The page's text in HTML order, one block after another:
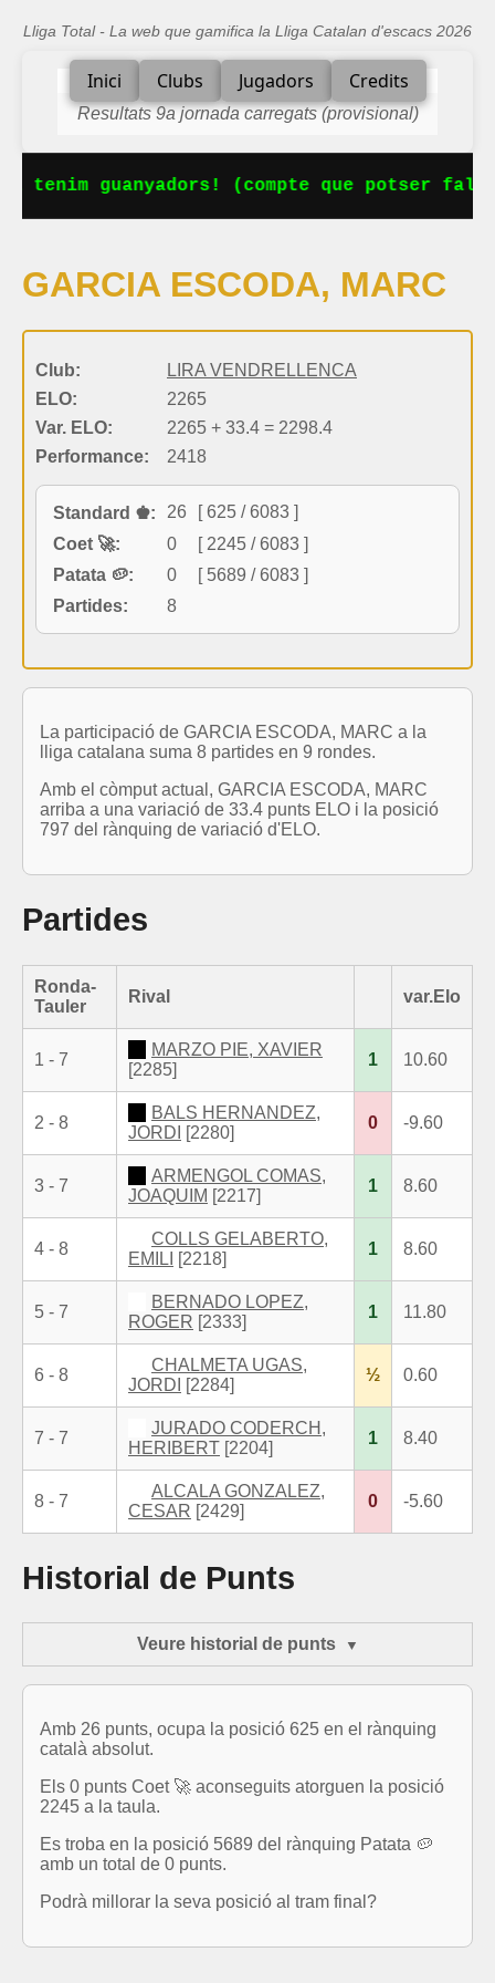
Lliga Total - La web que gamifica la Lliga Catalan d'escacs 2026
Inici Clubs Jugadors Credits
Resultats 9a jornada carregats (provisional)
tenim guanyadors! (compte que potser
GARCIA ESCODA, MARC
Club:
LIRA VENDRELLENCA
ELO:
2265
Var. ELO:
2265 + 33.4 = 2298.4
Performance:
2418
Standard ♚: 26
[ 625 / 6083 ]
Coet 🚀:
0
[ 2245 / 6083 ]
Patata 🥔:
0
[ 5689 / 6083 ]
Partides:
8
La participació de GARCIA ESCODA, MARC a la
lliga catalana suma 8 partides en 9 rondes.
Amb el còmput actual, GARCIA ESCODA, MARC
arriba a una variació de 33.4 punts ELO i la posició
797 del rànquing de variació d'ELO.
Partides
Ronda-
Tauler
Rival var.Elo
1 - 7
MARZO PIE, XAVIER
[2285]
1 10.60
2 - 8
BALS HERNANDEZ,
JORDI
[2280]
0 -9.60
3 - 7
ARMENGOL COMAS,
JOAQUIM [2217]
1 8.60
4 - 8
COLLS GELABERTO,
EMILI
[2218]
1 8.60
5 - 7
BERNADO LOPEZ,
ROGER [2333]
1 11.80
6 - 8
CHALMETA UGAS,
JORDI
[2284]
½ 0.60
7 - 7
JURADO CODERCH,
HERIBERT [2204]
1 8.40
8 - 7
ALCALA GONZALEZ,
CESAR [2429]
0 -5.60
Historial de Punts
Veure historial de punts
Amb 26 punts, ocupa la posició 625 en el rànquing
català absolut.
Els 0 punts Coet 🚀 aconseguits atorguen la posició
2245 a la taula.
Es troba en la posició 5689 del rànquing Patata 🥔
amb un total de 0 punts.
Podrà millorar la seva posició al tram final?